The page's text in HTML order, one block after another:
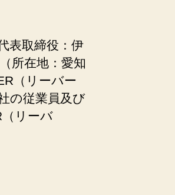
表取締役：伊
所在地：愛知
（リーバー
の従業員及び
リーバ